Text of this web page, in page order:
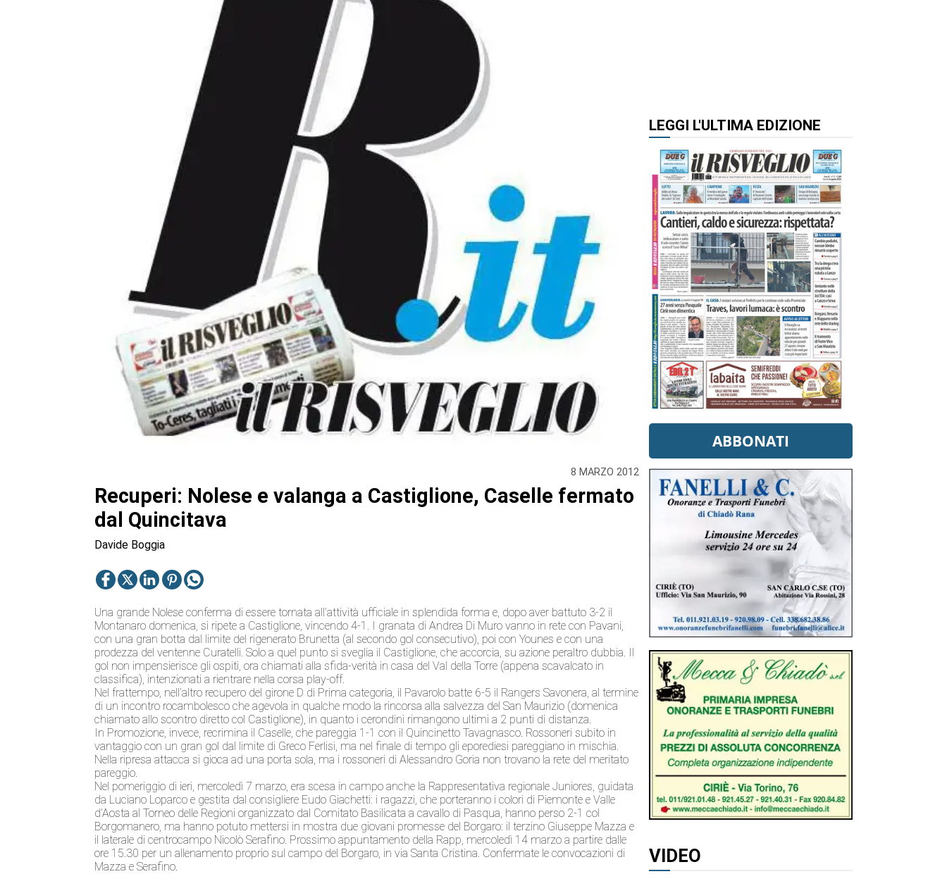
8 MARZO 2012
Recuperi: Nolese e valanga a Castiglione, Caselle fermato
dal Quincitava
Davide Boggia
Una grande Nolese conferma di essere tornata all’attività ufficiale in splendida forma e, dopo aver battuto 3-2 il
Montanaro domenica, si ripete a Castiglione, vincendo 4-1. I granata di Andrea Di Muro vanno in rete con Pavani,
con una gran botta dal limite del rigenerato Brunetta (al secondo gol consecutivo), poi con Younes e con una
prodezza del ventenne Curatelli. Solo a quel punto si sveglia il Castiglione, che accorcia, su azione peraltro dubbia. Il
gol non impensierisce gli ospiti, ora chiamati alla sfida-verità in casa del Val della Torre (appena scavalcato in
classifica), intenzionati a rientrare nella corsa play-off.
Nel frattempo, nell’altro recupero del girone D di Prima categoria, il Pavarolo batte 6-5 il Rangers Savonera, al termine
di un incontro rocambolesco che agevola in qualche modo la rincorsa alla salvezza del San Maurizio (domenica
chiamato allo scontro diretto col Castiglione), in quanto i cerondini rimangono ultimi a 2 punti di distanza.
In Promozione, invece, recrimina il Caselle, che pareggia 1-1 con il Quincinetto Tavagnasco. Rossoneri subito in
vantaggio con un gran gol dal limite di Greco Ferlisi, ma nel finale di tempo gli eporediesi pareggiano in mischia.
Nella ripresa attacca si gioca ad una porta sola, ma i rossoneri di Alessandro Goria non trovano la rete del meritato
pareggio.
Nel pomeriggio di ieri, mercoledì 7 marzo, era scesa in campo anche la Rappresentativa regionale Juniores, guidata
da Luciano Loparco e gestita dal consigliere Eudo Giachetti: i ragazzi, che porteranno i colori di Piemonte e Valle
d’Aosta al Torneo delle Regioni organizzato dal Comitato Basilicata a cavallo di Pasqua, hanno perso 2-1 col
Borgomanero, ma hanno potuto mettersi in mostra due giovani promesse del Borgaro: il terzino Giuseppe Mazza e
il laterale di centrocampo Nicolò Serafino. Prossimo appuntamento della Rapp, mercoledì 14 marzo a partire dalle
ore 15.30 per un allenamento proprio sul campo del Borgaro, in via Santa Cristina. Confermate le convocazioni di
Mazza e Serafino.
LEGGI L'ULTIMA EDIZIONE
ABBONATI
VIDEO